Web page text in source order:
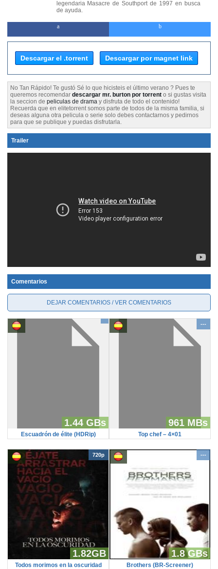
legendaria Masacre de Southport de 1997 en busca
de ayuda.
Descargar el .torrent Descargar por magnet link
No Tan Rápido! Te gustó Sé lo que hicisteis el último verano ? Pues te
queremos recomendar descargar mr. burton por torrent o si gustas visita
la seccion de peliculas de drama y disfruta de todo el contenido!
Recuerda que en elitetorrent somos parte de todos de la misma familia, si
deseas alguna otra pelicula o serie solo debes contactarnos y pedirnos
para que se publique y puedas disfrutarla.
Trailer
Comentarios
DEJAR COMENTARIOS / VER COMENTARIOS
1.44 GBs
Escuadrón de élite (HDRip)
---
961 MBs
Top chef – 4×01
720p
1.82GB
Todos morimos en la oscuridad
---
1.8 GBs
Brothers (BR-Screener)